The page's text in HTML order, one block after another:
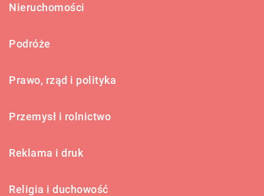
Nieruchomości
Podróże
Prawo, rząd i polityka
Przemysł i rolnictwo
Reklama i druk
Religia i duchowość